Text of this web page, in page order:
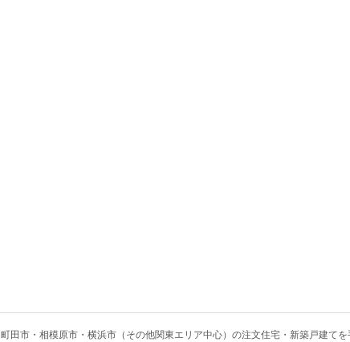
町田市・相模原市・横浜市（その他関東エリア中心）の注文住宅・新築戸建て